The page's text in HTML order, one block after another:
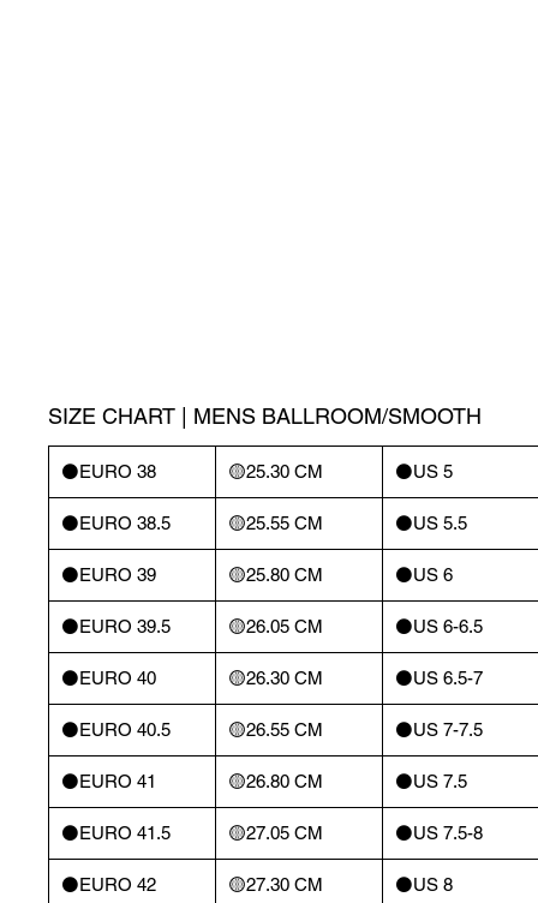
SIZE CHART | MENS BALLROOM/SMOOTH
⚫️EURO 38 🟡25.30 CM ⚫️US 5
⚫️EURO 38.5 🟡25.55 CM ⚫️US 5.5
⚫️EURO 39 🟡25.80 CM ⚫️US 6
⚫️EURO 39.5 🟡26.05 CM ⚫️US 6-6.5
⚫️EURO 40 🟡26.30 CM ⚫️US 6.5-7
⚫️EURO 40.5 🟡26.55 CM ⚫️US 7-7.5
⚫️EURO 41 🟡26.80 CM ⚫️US 7.5
⚫️EURO 41.5 🟡27.05 CM ⚫️US 7.5-8
⚫️EURO 42 🟡27.30 CM ⚫️US 8